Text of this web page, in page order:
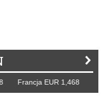
EUR 1,468